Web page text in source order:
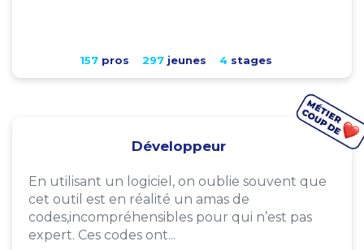
157pros 297jeunes 4stages
Développeur
En utilisant un logiciel, on oublie souvent que
cet outil est en réalité un amas de
codes,incompréhensibles pour qui n’est pas
expert. Ces codes ont...